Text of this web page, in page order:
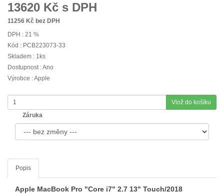
13620 Kč s DPH
11256 Kč bez DPH
DPH : 21 %
Kód : PCB223073-33
Skladem : 1ks
Dostupnost : Ano
Výrobce : Apple
Vlož do košíku
Záruka
Popis
Apple MacBook Pro "Core i7" 2.7 13" Touch/2018